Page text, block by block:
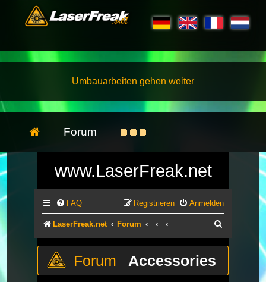
Umbauarbeiten gehen weiter
Forum
www.LaserFreak.net
FAQ Anmelden
Registrieren
LaserFreak.net Forum
Accessories